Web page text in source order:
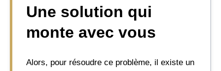
Une solution qui
monte avec vous
Alors, pour résoudre ce problème, il existe un